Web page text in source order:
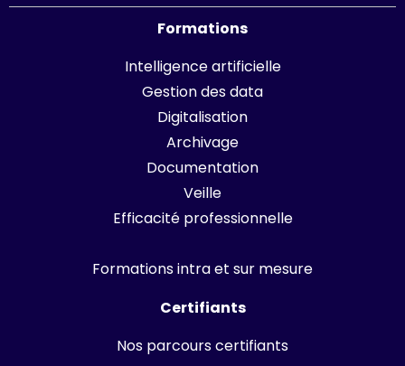
Formations
Intelligence artificielle
Gestion des data
Digitalisation
Archivage
Documentation
Veille
Efficacité professionnelle
Formations intra et sur mesure
Certifiants
Nos parcours certifiants